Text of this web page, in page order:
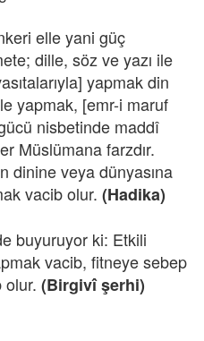
elle yani güç
dille, söz ve yazı ile
yapmak din
yapmak, [emr-i maruf
nisbetinde maddî
Müslümana farzdır.
dinine veya dünyasına
vacib olur. (Hadika)
buyuruyor ki: Etkili
vacib, fitneye sebep
olur. (Birgivî şerhi)